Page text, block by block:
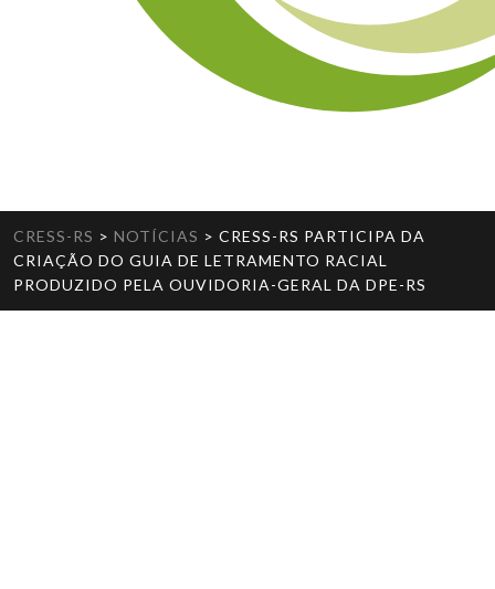
CRESS-RS > NOTÍCIAS > CRESS-RS PARTICIPA DA
CRIAÇÃO DO GUIA DE LETRAMENTO RACIAL
PRODUZIDO PELA OUVIDORIA-GERAL DA DPE-RS